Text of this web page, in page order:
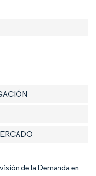
de la Demanda en